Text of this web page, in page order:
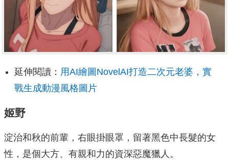
延伸閱讀： 用AI繪圖NovelAI打造二次元老婆，實
戰生成動漫風格圖片
姬野
淀治和秋的前輩，右眼掛眼罩，留著黑色中長髮的女
性，是個大方、有親和力的資深惡魔獵人。